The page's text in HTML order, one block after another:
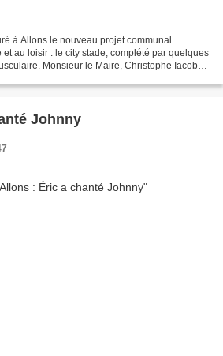
à Allons le nouveau projet communal
et au loisir : le city stade, complété par quelques
Monsieur le Maire, Christophe Iacobbi,
Johnny